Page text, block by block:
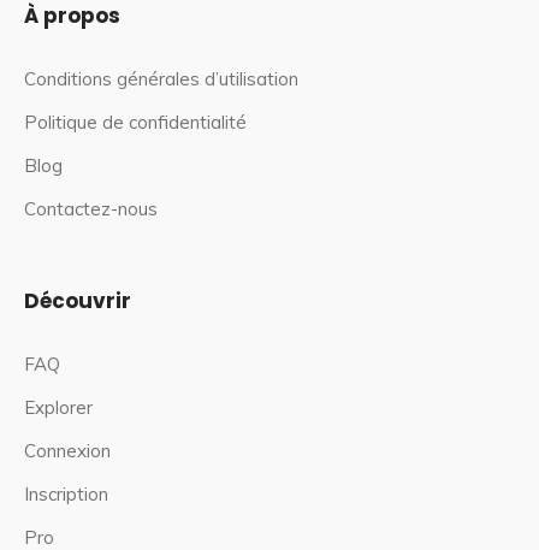
À propos
Conditions générales d’utilisation
Politique de confidentialité
Blog
Contactez-nous
Découvrir
FAQ
Explorer
Connexion
Inscription
Pro